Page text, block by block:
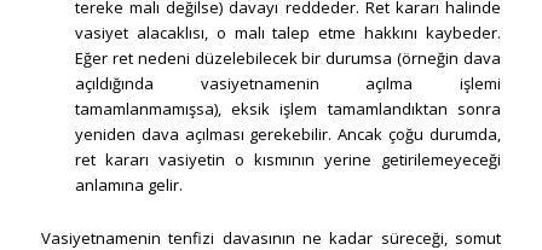
tereke malı değilse) davayı reddeder. Ret kararı halinde
vasiyet alacaklısı, o malı talep etme hakkını kaybeder.
Eğer ret nedeni düzelebilecek bir durumsa (örneğin dava
açıldığında vasiyetnamenin açılma işlemi
tamamlanmamışsa), eksik işlem tamamlandıktan sonra
yeniden dava açılması gerekebilir. Ancak çoğu durumda,
ret kararı vasiyetin o kısmının yerine getirilemeyeceği
anlamına gelir.
Vasiyetnamenin tenfizi davasının ne kadar süreceği, somut